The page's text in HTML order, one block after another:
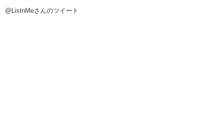
@ListnMeさんのツイート